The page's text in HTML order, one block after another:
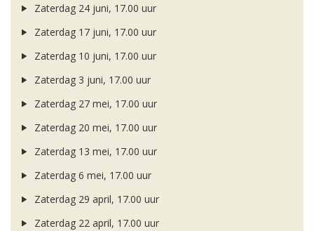
Zaterdag 24 juni, 17.00 uur
Zaterdag 17 juni, 17.00 uur
Zaterdag 10 juni, 17.00 uur
Zaterdag 3 juni, 17.00 uur
Zaterdag 27 mei, 17.00 uur
Zaterdag 20 mei, 17.00 uur
Zaterdag 13 mei, 17.00 uur
Zaterdag 6 mei, 17.00 uur
Zaterdag 29 april, 17.00 uur
Zaterdag 22 april, 17.00 uur